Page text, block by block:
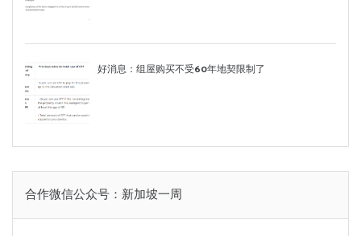
好消息：组屋购买不受60年地契限制了
合作微信公众号：新加坡一周